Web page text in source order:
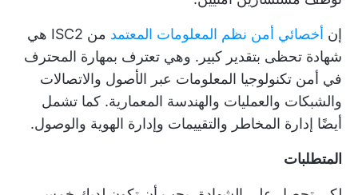
إن أخصائي أمن نظم المعلومات المعتمد
من ISC2 هي
شهادة تحظى بتقدير كبير. وهي تعترف بمهارة المحترف
في أمن تكنولوجيا المعلومات عبر الأصول والاتصالات
والشبكات والعمليات والهندسة المعمارية. كما تشمل
أيضًا إدارة المخاطر والتقييمات وإدارة الهوية والوصول.
المتطلبات